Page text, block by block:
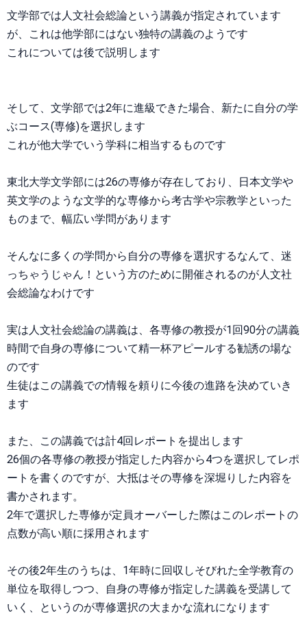
文学部では人文社会総論という講義が指定されています
が、これは他学部にはない独特の講義のようです
これについては後で説明します
そして、文学部では2年に進級できた場合、新たに自分の学
ぶコース(専修)を選択します
これが他大学でいう学科に相当するものです
東北大学文学部には26の専修が存在しており、日本文学や
英文学のような文学的な専修から考古学や宗教学といった
ものまで、幅広い学問があります
そんなに多くの学問から自分の専修を選択するなんて、迷
っちゃうじゃん！という方のために開催されるのが人文社
会総論なわけです
実は人文社会総論の講義は、各専修の教授が1回90分の講義
時間で自身の専修について精一杯アピールする勧誘の場な
のです
生徒はこの講義での情報を頼りに今後の進路を決めていき
ます
また、この講義では計4回レポートを提出します
26個の各専修の教授が指定した内容から4つを選択してレポ
ートを書くのですが、大抵はその専修を深堀りした内容を
書かされます。
2年で選択した専修が定員オーバーした際はこのレポートの
点数が高い順に採用されます
その後2年生のうちは、1年時に回収しそびれた全学教育の
単位を取得しつつ、自身の専修が指定した講義を受講して
いく、というのが専修選択の大まかな流れになります